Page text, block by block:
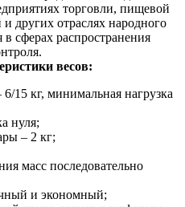
торговли, пищевой
других отраслях народного
сферах распространения
весов:
15 кг, минимальная нагрузка
нуля;
– 2 кг;
масс последовательно
и экономный;